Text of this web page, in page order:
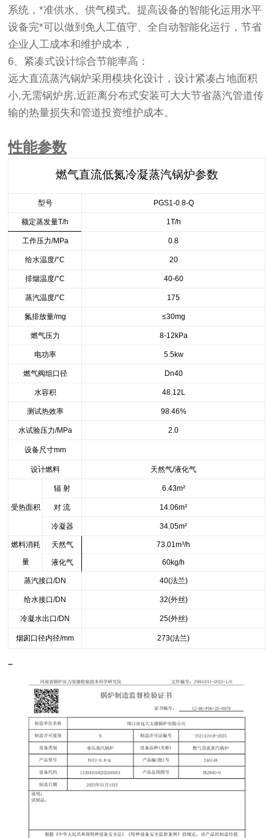
系统，*准供水、供气模式。提高设备的智能化运用水平
设备完*可以做到免人工值守、全自动智能化运行，节省
企业人工成本和维护成本，
6、紧凑式设计综合节能率高：
远大直流蒸汽锅炉采用模块化设计，设计紧凑占地面积
小,无需锅炉房,近距离分布式安装可大大节省蒸汽管道传
输的热量损失和管道投资维护成本。
性能参数
燃气直流低氮冷凝蒸汽锅炉参数
型号 PGS1-0.8-Q
额定蒸发量T/h 1T/h
工作压力/MPa 0.8
给水温度/°C 20
排烟温度/°C 40-60
蒸汽温度/°C 175
氮排放量/mg ≤30mg
燃气压力 8-12kPa
电功率 5.5kw
燃气阀组口径 Dn40
水容积 48.12L
测试热效率 98.46%
水试验压力/MPa 2.0
设备尺寸mm
设计燃料 天然气/液化气
受热面积
辐 射 6.43m²
对 流 14.06m²
冷凝器 34.05m²
燃料消耗
量
天然气 73.01m³/h
液化气 60kg/h
蒸汽接口/DN 40(法兰)
给水接口/DN 32(外丝)
冷凝水出口/DN 25(外丝)
烟囱口径内径/mm 273(法兰)